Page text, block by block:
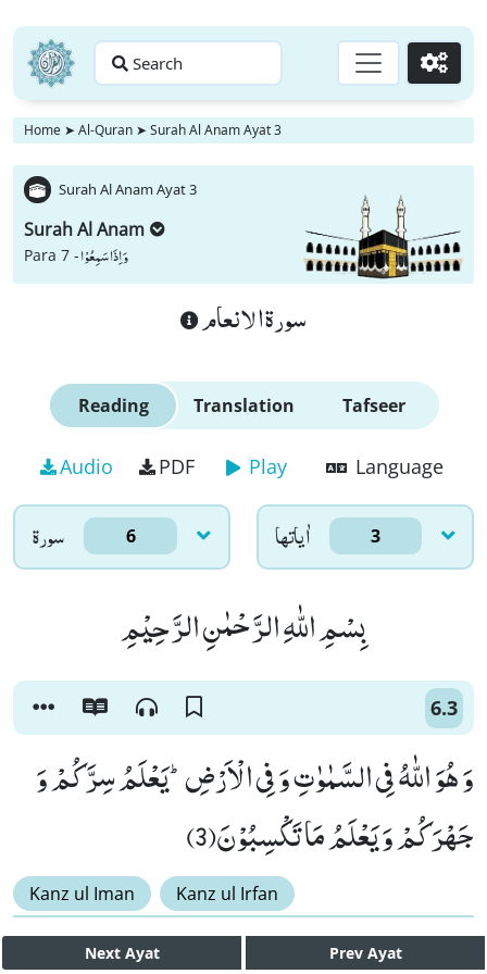
Search Go
Home ➤ Al-Quran ➤ Surah Al Anam Ayat 3
Surah Al Anam Ayat 3
Surah Al Anam
Para 7 -وَ اِذَا سَمِعُوْا
سورة الانعام
Reading Translation Tafseer
Audio PDF Play Language
سورۃ 6 اٰياتها 3
بِسْمِ اللّٰهِ الرَّحْمٰنِ الرَّحِیْمِ
6.3
وَ هُوَ اللّٰهُ فِی السَّمٰوٰتِ وَ فِی الْاَرْضِؕ-یَعْلَمُ سِرَّكُمْ وَ
جَهْرَكُمْ وَ یَعْلَمُ مَا تَكْسِبُوْنَ(3)
Kanz ul Iman Kanz ul Irfan
Next Ayat Prev Ayat